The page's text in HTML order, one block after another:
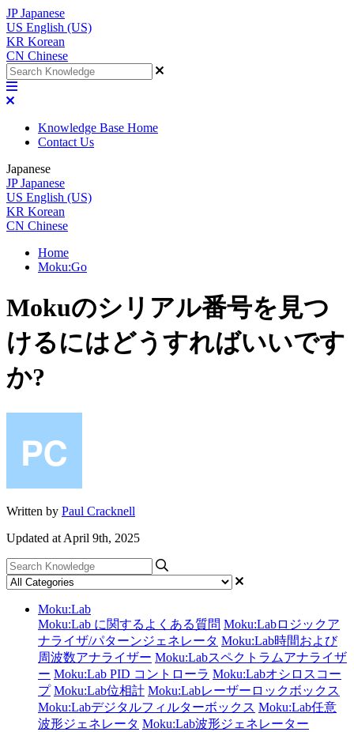
JP Japanese
US English (US)
KR Korean
CN Chinese
Knowledge Base Home
Contact Us
Japanese
JP Japanese
US English (US)
KR Korean
CN Chinese
Home
Moku:Go
Mokuのシリアル番号を見つ
けるにはどうすればいいです
か?
Written by Paul Cracknell
Updated at April 9th, 2025
Moku:Lab
Moku:Lab に関するよくある質問 Moku:Labロジックア
ナライザ/パターンジェネレータ Moku:Lab時間および
周波数アナライザー Moku:Labスペクトラムアナライザ
ー Moku:Lab PID コントローラ Moku:Labオシロスコー
プ Moku:Lab位相計 Moku:Labレーザーロックボックス
Moku:Labデジタルフィルターボックス Moku:Lab任意
波形ジェネレータ Moku:Lab波形ジェネレーター